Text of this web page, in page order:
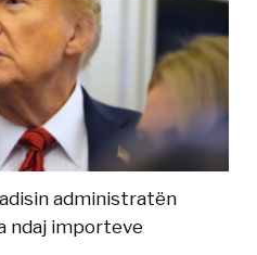
administratën
ndaj importeve